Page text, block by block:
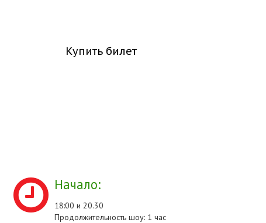
Купить билет
Начало:
18:00 и 20.30
Продолжительность шоу: 1 час